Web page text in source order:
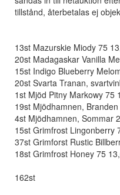
tillstånd, återbetalas ej
13st Mazurskie Miody 75
20st Madagaskar Vanilla
15st Indigo Blueberry
20st Svarta Tranan,
1st Mjöd Pitny Markowy 75
19st Mjödhamnen,
4st Mjödhamnen, Sommar
15st Grimfrost Lingonberry
37st Grimforst Rustic
18st Grimfrost Honey 75
162st